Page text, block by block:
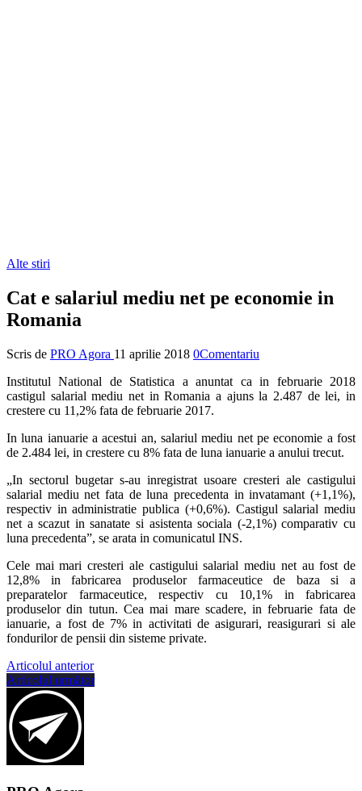
Alte stiri
Cat e salariul mediu net pe economie in
Romania
Scris de PRO Agora 11 aprilie 2018 0Comentariu
Institutul National de Statistica a anuntat ca in februarie 2018
castigul salarial mediu net in Romania a ajuns la 2.487 de lei, in
crestere cu 11,2% fata de februarie 2017.
In luna ianuarie a acestui an, salariul mediu net pe economie a fost
de 2.484 lei, in crestere cu 8% fata de luna ianuarie a anului trecut.
„In sectorul bugetar s-au inregistrat usoare cresteri ale castigului
salarial mediu net fata de luna precedenta in invatamant (+1,1%),
respectiv in administratie publica (+0,6%). Castigul salarial mediu
net a scazut in sanatate si asistenta sociala (-2,1%) comparativ cu
luna precedenta”, se arata in comunicatul INS.
Cele mai mari cresteri ale castigului salarial mediu net au fost de
12,8% in fabricarea produselor farmaceutice de baza si a
preparatelor farmaceutice, respectiv cu 10,1% in fabricarea
produselor din tutun. Cea mai mare scadere, in februarie fata de
ianuarie, a fost de 7% in activitati de asigurari, reasigurari si ale
fondurilor de pensii din sisteme private.
Articolul anterior
Articolul următor